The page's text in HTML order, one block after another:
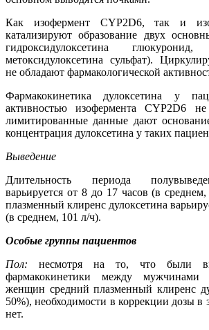
Как изофермент CYP2D6, так и
катализируют образование двух
гидроксидулоксетина
метоксидулоксетина сульфат).
не обладают фармакологической
Фармакокинетика дулоксетина у
активностью изофермента CYP2D6 не
лимитированные данные дают
концентрация дулоксетина у таких
Выведение
Длительность периода
варьируется от 8 до 17 часов (в
плазменный клиренс дулоксетина
(в среднем, 101 л/ч).
Особые группы пациентов
Пол: несмотря на то, что были
фармакокинетики между
женщин средний плазменный клиренс
50%), необходимости в коррекции дозы в
нет.